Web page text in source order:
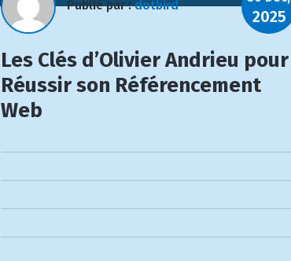
Publié par :dotbird
2025
Les Clés d’Olivier Andrieu pour
Réussir son Référencement
Web